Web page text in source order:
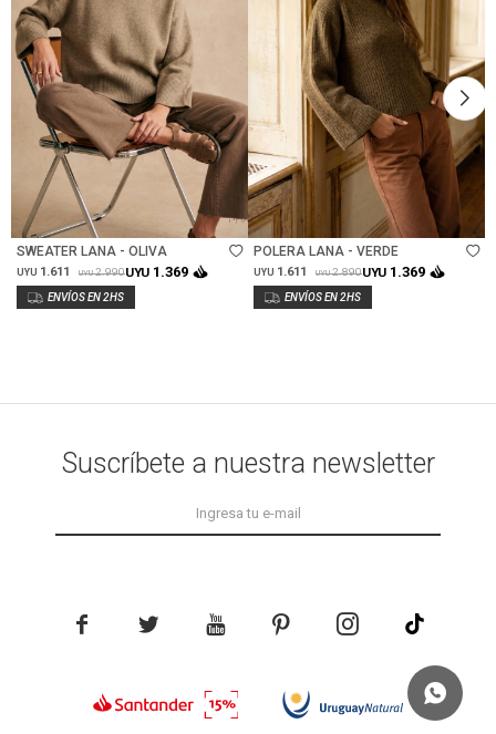
SWEATER LANA - OLIVA
UYU 1.611 UYU 2.990UYU 1.369
POLERA LANA - VERDE
UYU 1.611 UYU 2.890UYU 1.369
Suscríbete a nuestra newsletter
    